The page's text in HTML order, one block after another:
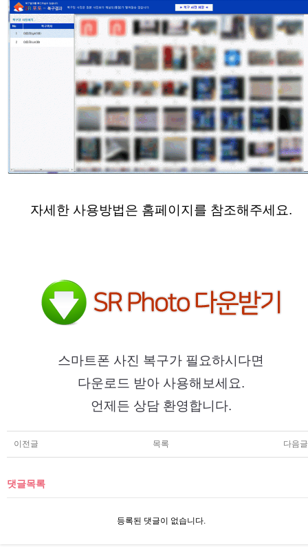
자세한 사용방법은 홈페이지를 참조해주세요.
스마트폰 사진 복구가 필요하시다면
다운로드 받아 사용해보세요.
언제든 상담 환영합니다.
이전글 다음글
목록
댓글목록
등록된 댓글이 없습니다.